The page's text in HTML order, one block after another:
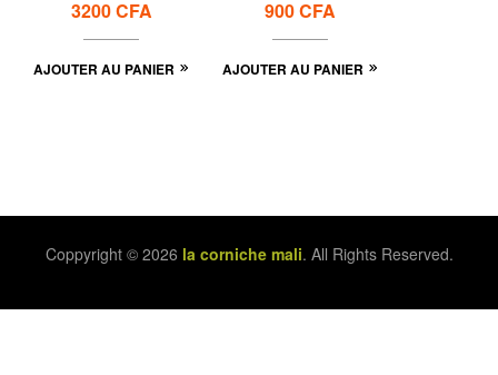
3200CFA
AJOUTER AU PANIER
900CFA
AJOUTER AU PANIER
Coppyright © 2026 la corniche mali. All Rights Reserved.